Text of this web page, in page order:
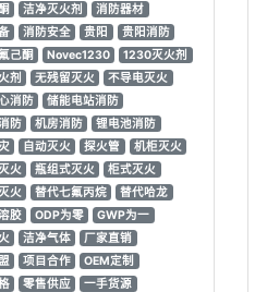
洁净灭火剂
消防器材
消防安全 贵阳
贵阳消防
己酮
Novec1230
1230灭火剂
剂
无残留灭火
不导电灭火
消防
储能电站消防
防
机房消防
锂电池消防
自动灭火 探火管
机柜灭火
火
瓶组式灭火
柜式灭火
火
替代七氟丙烷
替代哈龙
胶
ODP为零
GWP为一
洁净气体
厂家直销
项目合作
OEM定制
零售供应
一手货源